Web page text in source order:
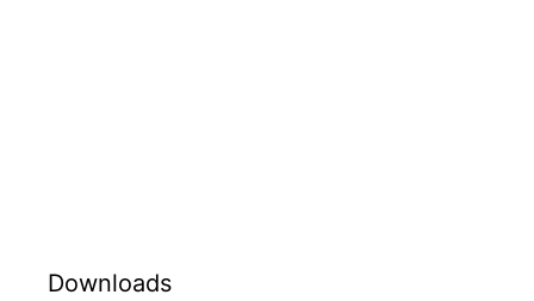
Downloads